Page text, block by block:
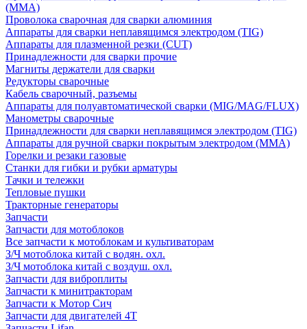
(MMA)
Проволока сварочная для сварки алюминия
Аппараты для сварки неплавящимся электродом (TIG)
Аппараты для плазменной резки (CUT)
Принадлежности для сварки прочие
Магниты держатели для сварки
Редукторы сварочные
Кабель сварочный, разъемы
Аппараты для полуавтоматической сварки (MIG/MAG/FLUX)
Манометры сварочные
Принадлежности для сварки неплавящимся электродом (TIG)
Аппараты для ручной сварки покрытым электродом (MMA)
Горелки и резаки газовые
Станки для гибки и рубки арматуры
Тачки и тележки
Тепловые пушки
Тракторные генераторы
Запчасти
Запчасти для мотоблоков
Все запчасти к мотоблокам и культиваторам
З/Ч мотоблока китай с водян. охл.
З/Ч мотоблока китай с воздуш. охл.
Запчасти для виброплиты
Запчасти к минитракторам
Запчасти к Мотор Сич
Запчасти для двигателей 4Т